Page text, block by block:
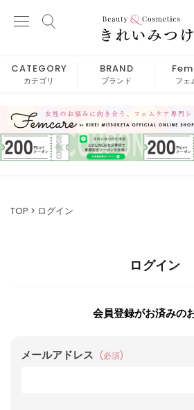
CATEGORY
カテゴリ
BRAND
ブランド フェ
TOP ログイン
ログイン
会員登録がお済みの
メールアドレス (必須)